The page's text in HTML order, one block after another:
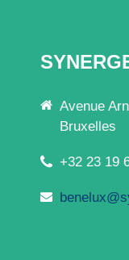
Avenue
Bruxelles
+32 23 19